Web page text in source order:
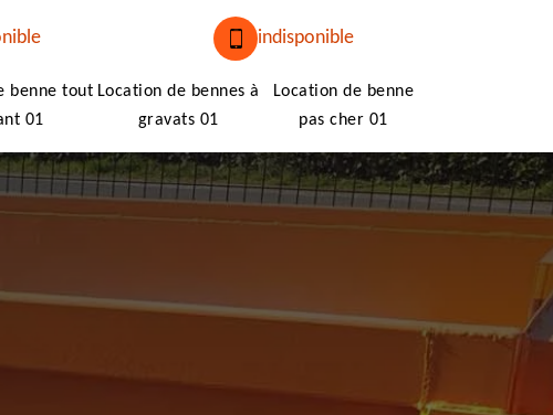
indisponible
benne tout
01
Location de bennes à
gravats 01
Location de benne
pas cher 01